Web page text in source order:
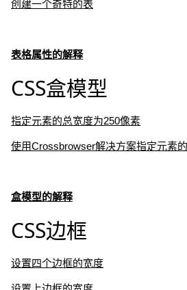
创建一个奇特的表
表格属性的解释
CSS盒模型
指定元素的总宽度为250像素
使用Crossbrowser解决方案指定元素
盒模型的解释
CSS边框
设置四个边框的宽度